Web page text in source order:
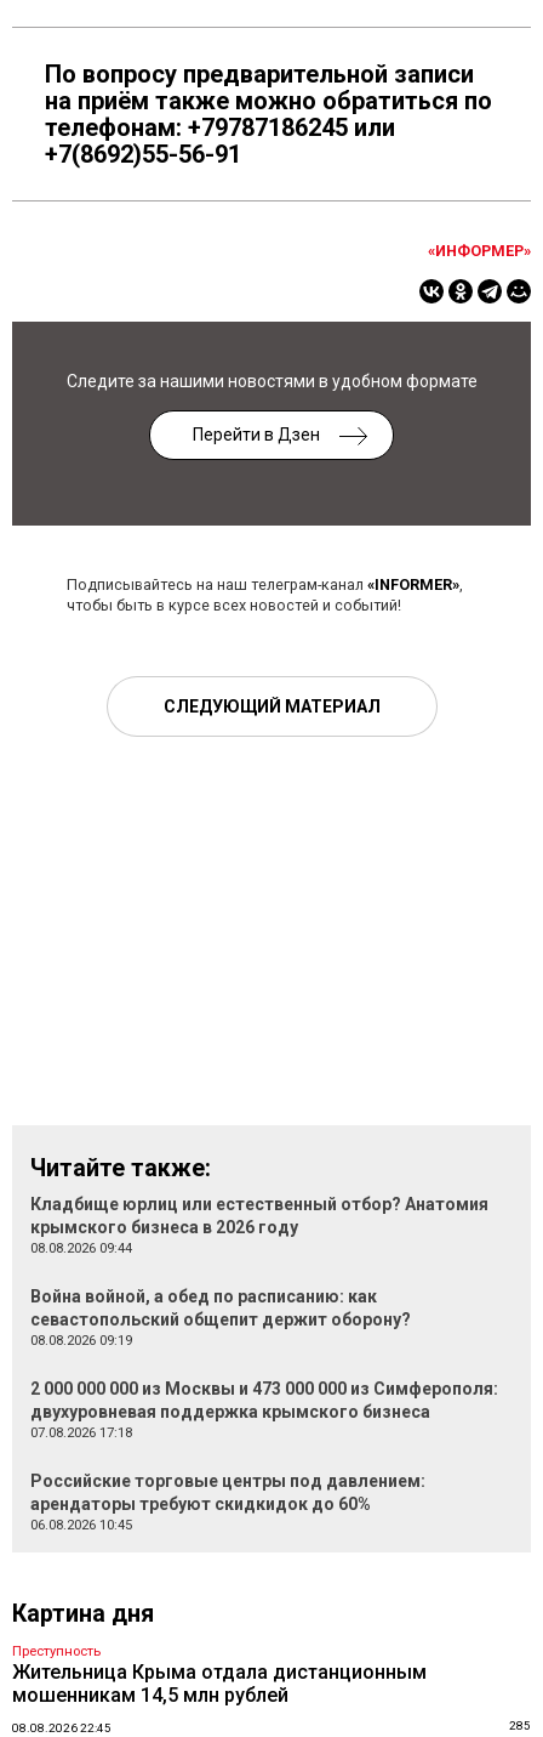
По вопросу предварительной записи
на приём также можно обратиться по
телефонам: +79787186245 или
+7(8692)55-56-91
«ИНФОРМЕР»
Следите за нашими новостями в удобном формате
Перейти в Дзен
Подписывайтесь на наш телеграм-канал «INFORMER»,
чтобы быть в курсе всех новостей и событий!
СЛЕДУЮЩИЙ МАТЕРИАЛ
Читайте также:
Кладбище юрлиц или естественный отбор? Анатомия
крымского бизнеса в 2026 году
08.08.2026 09:44
Война войной, а обед по расписанию: как
севастопольский общепит держит оборону?
08.08.2026 09:19
2 000 000 000 из Москвы и 473 000 000 из Симферополя:
двухуровневая поддержка крымского бизнеса
07.08.2026 17:18
Российские торговые центры под давлением:
арендаторы требуют скидкидок до 60%
06.08.2026 10:45
Картина дня
Преступность
Жительница Крыма отдала дистанционным
мошенникам 14,5 млн рублей
08.08.2026 22:45 285